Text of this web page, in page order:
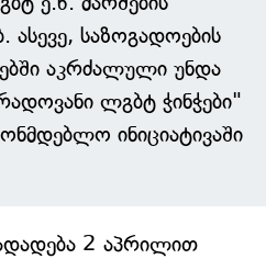
ასევე, საზოგადოების
აკრძალული უნდა
ლგბტ ჭინჭები"
ინიციატივაში
2 აპრილით